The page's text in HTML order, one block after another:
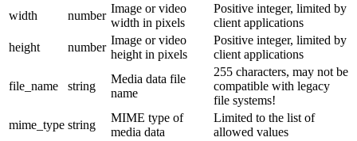
width
number
Image or video
width in pixels
Positive integer, limited by
client applications
height
number
Image or video
height in pixels
Positive integer, limited by
client applications
file_name string
Media data file
name
255 characters, may not be
compatible with legacy
file systems!
mime_type string
MIME type of
media data
Limited to the list of
allowed values